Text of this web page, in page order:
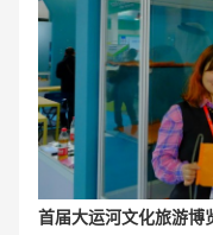
首届大运河文化旅游博